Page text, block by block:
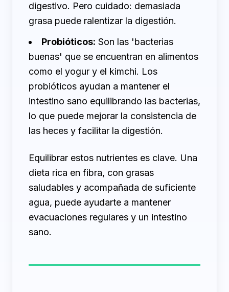
digestivo. Pero cuidado: demasiada
grasa puede ralentizar la digestión.
Probióticos: Son las 'bacterias
buenas' que se encuentran en alimentos
como el yogur y el kimchi. Los
probióticos ayudan a mantener el
intestino sano equilibrando las bacterias,
lo que puede mejorar la consistencia de
las heces y facilitar la digestión.
Equilibrar estos nutrientes es clave. Una
dieta rica en fibra, con grasas
saludables y acompañada de suficiente
agua, puede ayudarte a mantener
evacuaciones regulares y un intestino
sano.